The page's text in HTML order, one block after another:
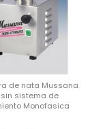
de nata Mussana
sin sistema de
Monofasica